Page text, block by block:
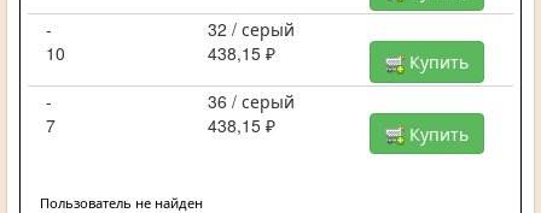
-
32 / серый
10
438,15 ₽
Купить
-
36 / серый
7
438,15 ₽ Купить
Пользователь не найден